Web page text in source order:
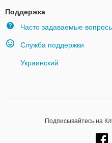
Поддержка
Часто задаваемые
Служба поддержки
Украинский
Подписывайтесь на